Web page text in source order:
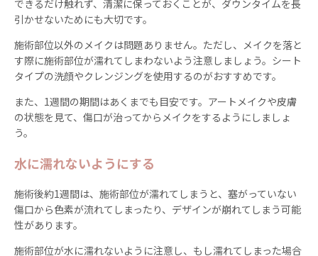
できるだけ触れず、清潔に保っておくことが、ダウンタイムを長
引かせないためにも大切です。
施術部位以外のメイクは問題ありません。ただし、メイクを落と
す際に施術部位が濡れてしまわないよう注意しましょう。シート
タイプの洗顔やクレンジングを使用するのがおすすめです。
また、1週間の期間はあくまでも目安です。アートメイクや皮膚
の状態を見て、傷口が治ってからメイクをするようにしましょ
う。
水に濡れないようにする
施術後約1週間は、施術部位が濡れてしまうと、塞がっていない
傷口から色素が流れてしまったり、デザインが崩れてしまう可能
性があります。
施術部位が水に濡れないように注意し、もし濡れてしまった場合